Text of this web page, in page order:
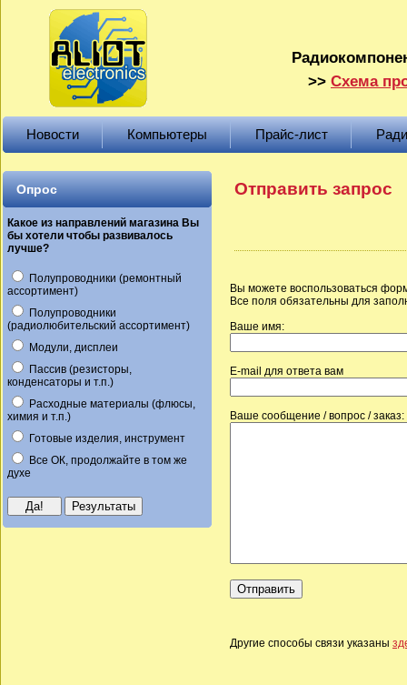
>> Схема
Новости Компьютеры Прайс-лист
Опрос
Какое из направлений магазина Вы
бы хотели чтобы развивалось
лучше?
Полупроводники (ремонтный
ассортимент)
Полупроводники
(радиолюбительский ассортимент)
Модули, дисплеи
Пассив (резисторы,
конденсаторы и т.п.)
Расходные материалы (флюсы,
химия и т.п.)
Готовые изделия, инструмент
Все ОК, продолжайте в том же
духе
Отправить запрос
Вы можете воспользоваться
Все поля обязательны для
Ваше имя:
E-mail для ответа вам
Ваше сообщение / вопрос / заказ:
Другие способы связи указаны